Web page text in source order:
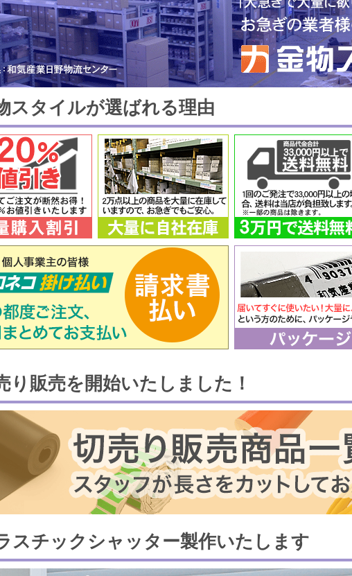
スタイルが選ばれる理由
り販売を開始いたしました！
スチックシャッター製作いたします